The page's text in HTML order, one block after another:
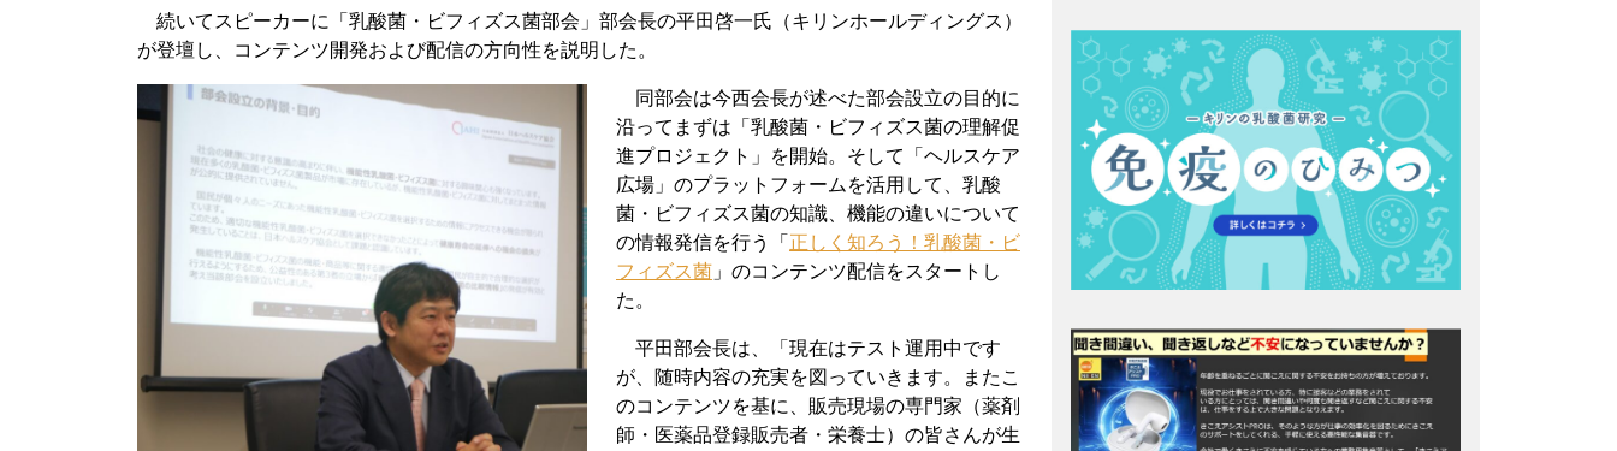
続いてスピーカーに「乳酸菌・ビフィズス菌部会」部会長の平田啓一氏（キリンホールディングス）
が登壇し、コンテンツ開発および配信の方向性を説明した。
同部会は今西会長が述べた部会設立の目的に
沿ってまずは「乳酸菌・ビフィズス菌の理解促
進プロジェクト」を開始。そして「ヘルスケア
広場」のプラットフォームを活用して、乳酸
菌・ビフィズス菌の知識、機能の違いについて
の情報発信を行う「 正しく知ろう！乳酸菌・ビ
フィズス菌 」のコンテンツ配信をスタートし
た。
平田部会長は、「現在はテスト運用中です
が、随時内容の充実を図っていきます。またこ
のコンテンツを基に、販売現場の専門家（薬剤
師・医薬品登録販売者・栄養士）の皆さんが生